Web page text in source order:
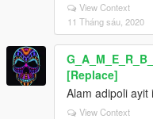
View Context
11 Tháng sáu, 2020
[Replace]
Alam adipoli ayit
View Context